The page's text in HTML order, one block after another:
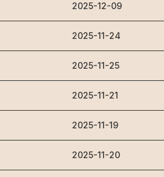
2025-12-09
2025-11-24
2025-11-25
2025-11-21
2025-11-19
2025-11-20